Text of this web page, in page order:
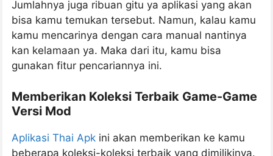
Jumlahnya juga ribuan gitu ya aplikasi yang akan
bisa kamu temukan tersebut. Namun, kalau kamu
kamu mencarinya dengan cara manual nantinya
kan kelamaan ya. Maka dari itu, kamu bisa
gunakan fitur pencariannya ini.
Memberikan Koleksi Terbaik Game-Game
Versi Mod
Aplikasi Thai Apk ini akan memberikan ke kamu
beberapa koleksi-koleksi terbaik yang dimilikinya.